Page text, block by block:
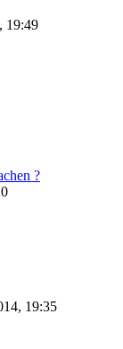
19:49
?
19:35